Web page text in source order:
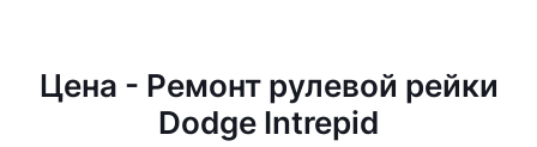
Цена - Ремонт рулевой рейки
Dodge Intrepid